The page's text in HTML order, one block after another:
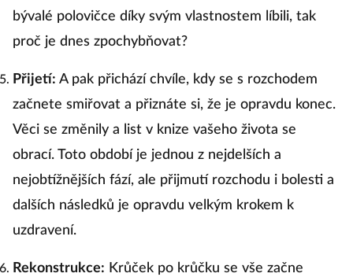
bývalé polovičce díky svým vlastnostem líbili, tak
proč je dnes zpochybňovat?
Přijetí: A pak přichází chvíle, kdy se s rozchodem
začnete smiřovat a přiznáte si, že je opravdu konec.
Věci se změnily a list v knize vašeho života se
obrací. Toto období je jednou z nejdelších a
nejobtížnějších fází, ale přijmutí rozchodu i bolesti a
dalších následků je opravdu velkým krokem k
uzdravení.
Rekonstrukce: Krůček po krůčku se vše začne